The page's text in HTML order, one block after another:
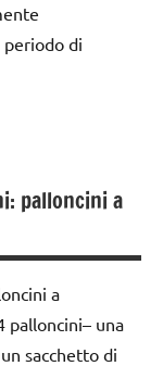
di
palloncini a
a
palloncini– una
sacchetto di